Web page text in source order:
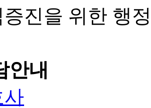
진을 위한 행
안내
사